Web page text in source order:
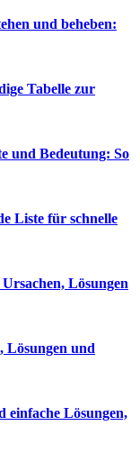
und beheben:
Tabelle zur
und Bedeutung: So
Liste für schnelle
Lösungen
Lösungen und
einfache Lösungen,